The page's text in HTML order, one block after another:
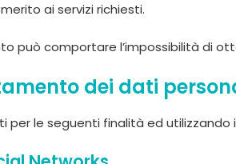
ai servizi richiesti.
può comportare l’impossibilità di
dei dati
per le seguenti finalità ed utilizzando